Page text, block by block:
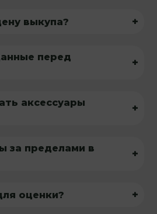
выкупа? +
перед
+
аксессуары
+
за пределами в
+
оценки? +